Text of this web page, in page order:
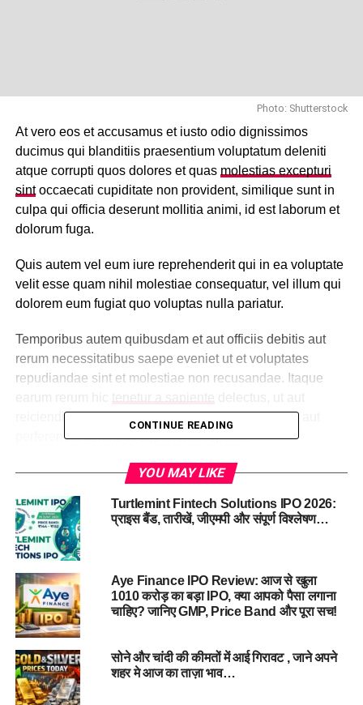
Photo: Shutterstock
At vero eos et accusamus et iusto odio dignissimos
ducimus qui blanditiis praesentium voluptatum deleniti
atque corrupti quos dolores et quas molestias excepturi
sintoccaecati cupiditate non provident, similique sunt in
culpa qui officia deserunt mollitia animi, id est laborum et
dolorum fuga.
Quis autem vel eum iure reprehenderit qui in ea voluptate
velit esse quam nihil molestiae consequatur, vel illum qui
dolorem eum fugiat quo voluptas nulla pariatur.
Temporibus autem quibusdam et aut officiis debitis aut
rerum necessitatibus saepe eveniet ut et voluptates
repudiandae sint et molestiae non recusandae. Itaque
reiciendis voluptatibus maiores alias consequatur aut
perferendis doloribus asperiores repellat.
Lorem ipsum dolor sit amet, consectetur adipisicing elit,
magna aliqua. Ut enimad minim veniam, quis nostrud
exercitation ullamco laboris nisi ut aliquip ex ea commodo
consequat.
“Duis aute irure dolor in
reprehenderit in
voluptate velit esse
cillum dolore eu fugiat”
CONTINUE READING
YOU MAY LIKE
Turtlemint Fintech Solutions IPO 2026:
प्राइस बैंड, तारीखें, जीएमपी और संपूर्ण विश्लेषण…
Aye Finance IPO Review: आज से खुला
1010 करोड़ का बड़ा IPO, क्या आपको पैसा लगाना
चाहिए? जानिए GMP, Price Band और पूरा सच!
सोने और चांदी की कीमतों में आई गिरावट , जाने अपने
शहर मे आज का ताज़ा भाव…